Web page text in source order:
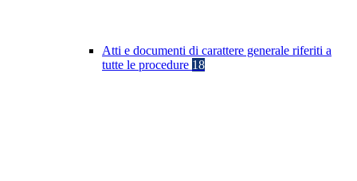
Atti e documenti di carattere generale riferiti a
tutte le procedure 18